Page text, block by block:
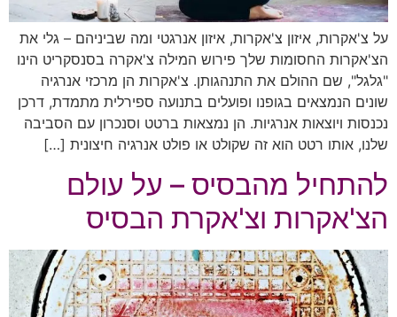
על צ'אקרות, איזון צ'אקרות, איזון אנרגטי ומה שביניהם – גלי את
הצ'אקרות החסומות שלך פירוש המילה צ'אקרה בסנסקריט הינו
"גלגל", שם ההולם את התנהגותן. צ'אקרות הן מרכזי אנרגיה
שונים הנמצאים בגופנו ופועלים בתנועה ספירלית מתמדת, דרכן
נכנסות ויוצאות אנרגיות. הן נמצאות ברטט וסנכרון עם הסביבה
שלנו, אותו רטט הוא זה שקולט או פולט אנרגיה חיצונית […]
להתחיל מהבסיס – על עולם
הצ'אקרות וצ'אקרת הבסיס